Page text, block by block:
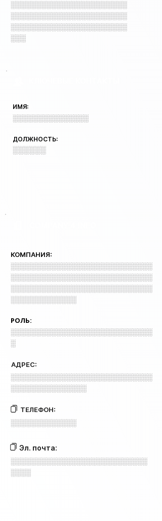
░░░░░░░░░░░░░░░░░░░░░░░
░░░░░░░░░░░░░░░░░░░░░░░
░░░░░░░░░░░░░░░░░░░░░░░
░░░
ИМЯ:
░░░░░░░░░░░░░░░
ДОЛЖНОСТЬ:
░░░░░░
КОМПАНИЯ:
░░░░░░░░░░░░░░░░░░░░░░░░░░░░
░░░░░░░░░░░░░░░░░░░░░░░░░░░░
░░░░░░░░░░░░░░░░░░░░░░░░░░░░
░░░░░░░░░░░░░
РОЛЬ:
░░░░░░░░░░░░░░░░░░░░░░░░░░░░
░
АДРЕС:
░░░░░░░░░░░░░░░░░░░░░░░░░░░░
░░░░░░░░░░░░░░░
ТЕЛЕФОН:
░░░░░░░░░░░░░
Эл. почта:
░░░░░░░░░░░░░░░░░░░░░░░░░░░
░░░░